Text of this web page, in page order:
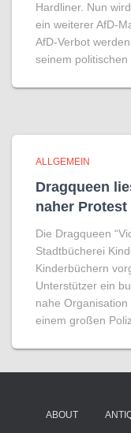
Hardliner. Nun
ein weiterer AfD-
AfD-Verbot
seinem
ALLGEMEIN
Dragqueen
naher
Die Dragqueen
Stadtbücherei
Kinderbüchern
Unterstützer ein
nahe
einem großen
ABOUT